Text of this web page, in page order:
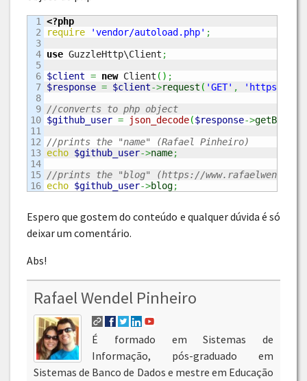
1
2
3
4
5
6
7
8
9
10
11
12
13
14
15
<?php
require
'vendor/autoload.php' ;
use GuzzleHttp\Client ;
$client = new Client ( ) ;
$response = $client->request ( 'GET' ,
'https://
//converts to php object
$github_user = json_decode($response->getBody
//prints the "name" (Rafael Pinheiro)
echo $github_user->name;
//prints the "blog" (https://
echo $github_user->blog;
Espero que gostem do conteúdo e qualquer dúvida é só
deixar um comentário.
Abs!
Rafael Wendel Pinheiro
É formado em Sistemas de
Informação, pós-graduado em
Sistemas de Banco de Dados e mestre em Educação